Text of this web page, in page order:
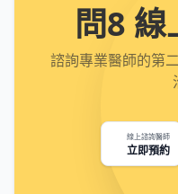
問8
諮詢專業醫師的第
線上諮詢醫師
立即預約